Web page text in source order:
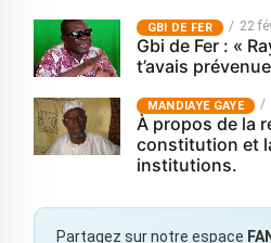
GBI DE FER 22
Gbi de Fer : «
t’avais
MANDIAYE GAYE
À propos de la
constitution et
institutions.
Partagez sur notre espace